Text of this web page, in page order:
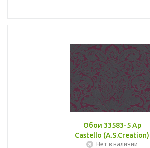
Обои 33583-5 Ap
Castello (A.S.Creation)
Нет в наличии